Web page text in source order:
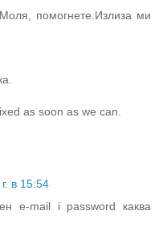
помогнете.Излиза ми
as soon as we can.
в 15:54
е-mail i password каква